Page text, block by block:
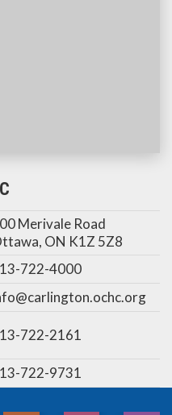
Merivale Road
ON K1Z 5Z8
722-4000
722-2161
722-9731